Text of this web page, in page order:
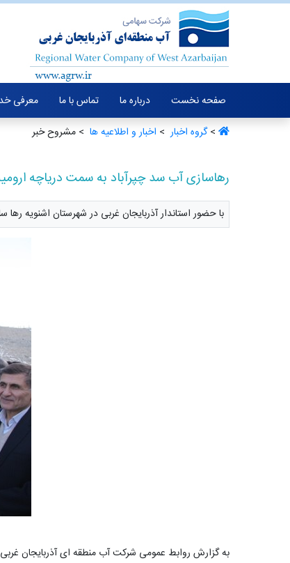
صفحه نخست درباره ما تماس با ما معرفی
>گروه اخبار ‏ > اخبار و اطلاعیه ها ‏ > مشروح خبر
رهاسازی آب سد چپرآباد به سمت دریاچه
با حضور استاندار آذربایجان غربی در شهرستان اشنویه